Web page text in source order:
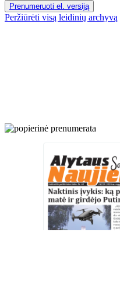
Prenumeruoti el. versiją
Peržiūrėti visą leidinių archyvą